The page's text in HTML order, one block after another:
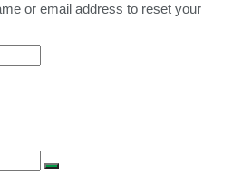
or email address to reset your